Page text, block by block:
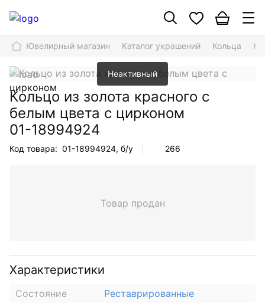
Ювелирный магазин Каталог украшений Кольца
Неактивный
Кольцо из золота красного с
белым цвета с цирконом
01-18994924
Код товара: 01-18994924, б/у 266
Товар продан
Характеристики
Состояние
Реставрированные